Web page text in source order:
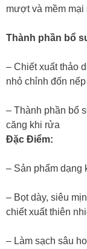
mượt và mềm
Thành phần bổ
– Chiết xuất thảo
nhỏ chỉnh đốn nếp
– Thành phần bổ
căng khi rửa
Đặc Điểm:
– Sản phẩm dạng
– Bọt dày, siêu
chiết xuất thiên
– Làm sạch sâu